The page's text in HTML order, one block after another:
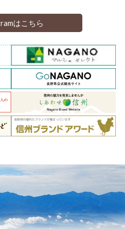
はこちら